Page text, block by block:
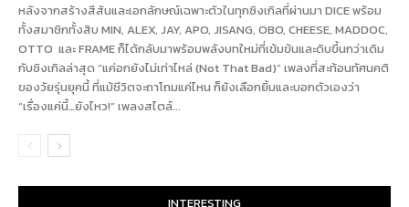
หลังจากสร้างสีสันและเอกลักษณ์เฉพาะตัวในทุกซิงเกิลที่ผ่านมา DICE พร้อม
ทั้งสมาชิกทั้งสิบ MIN, ALEX, JAY, APO, JISANG, OBO, CHEESE, MADDOC,
OTTO และ FRAME ก็ได้กลับมาพร้อมพลังบทใหม่ที่เข้มข้นและดิบขึ้นกว่าเดิม
กับซิงเกิลล่าสุด “แค่อกยังไม่เท่าไหล่ (Not That Bad)” เพลงที่สะท้อนทัศนคติ
ของวัยรุ่นยุคนี้ ที่แม้ชีวิตจะถาโถมแค่ไหน ก็ยังเลือกยิ้มและบอกตัวเองว่า
“เรื่องแค่นี้…ยังไหว!” เพลงสไตล์...
INTERESTING